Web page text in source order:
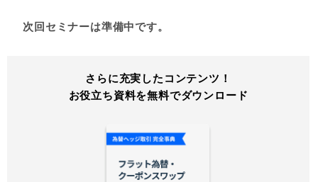
次回セミナーは準備中です。
さらに充実したコンテンツ！
お役立ち資料を無料でダウンロード